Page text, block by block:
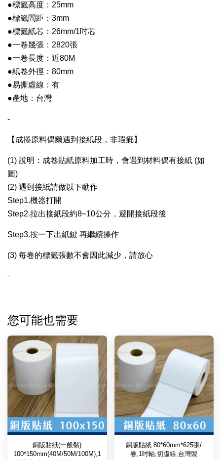
●標籤高度：25mm
●標籤間距：3mm
●標籤紙芯：26mm/1吋芯
●一卷幾張：2820張
●一卷長度：近80M
●紙卷外徑：80mm
●易撕虛線：有
●產地：台灣
-
【 成捲原料偶爾遇到接紙段，非瑕疵】
(1) 說明：成卷貼紙原料加工時，會遇到材料偶有接紙 (如
圖)
(2) 遇到接紙請做以下動作
Step1.機器打開
Step2.拉出接紙段約8~10公分，避開接紙段後
Step3.按一下出紙鍵 再繼續操作
(3) 每卷的標籤張數不會因此減少，請放心
-
您可能也需要
銅版貼紙(一般黏)
100*150mm(40M/50M/100M),1
銅版貼紙 80*60mm*625張/
卷,1吋軸,切虛線,台灣製